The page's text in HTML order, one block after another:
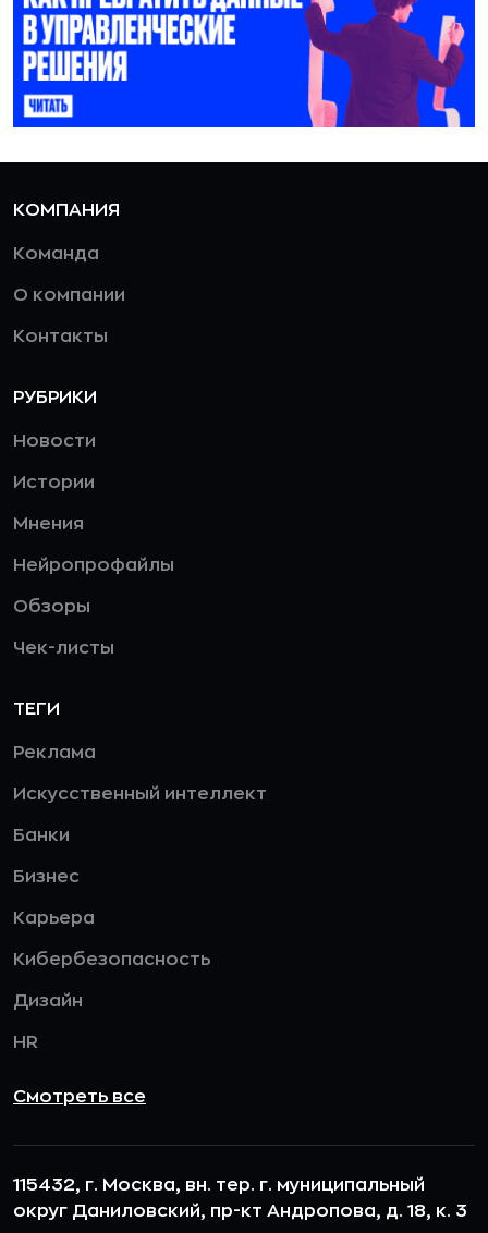
КОМПАНИЯ
Команда
О компании
Контакты
РУБРИКИ
Новости
Истории
Мнения
Нейропрофайлы
Обзоры
Чек-листы
ТЕГИ
Реклама
Искусственный интеллект
Банки
Бизнес
Карьера
Кибербезопасность
Дизайн
HR
Смотреть все
115432, г. Москва, вн. тер. г. муниципальный
округ Даниловский, пр-кт Андропова, д. 18, к. 3